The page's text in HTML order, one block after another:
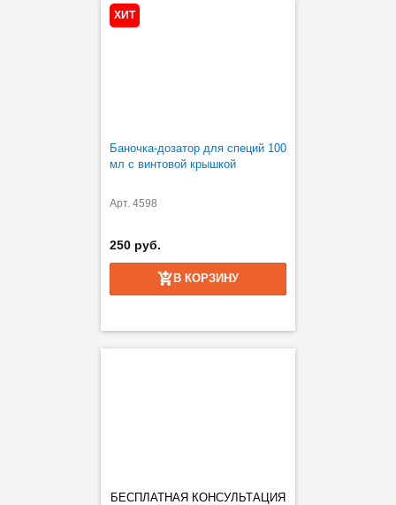
ХИТ
Баночка-дозатор для специй 100
мл с винтовой крышкой
Арт. 4598
250 руб.
В КОРЗИНУ
БЕСПЛАТНАЯ КОНСУЛЬТАЦИЯ